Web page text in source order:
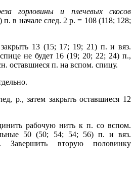
горловины и плечевых скосов
п. в начале след. 2 р. = 108 (118; 128;
13 (15; 17; 19; 21) п. и вяз.
не будет 16 (19; 20; 22; 24) п.,
оставшиеся п. на вспом. спицу.
р., затем закрыть оставшиеся 12
рабочую нить к п. со вспом.
50 (50; 54; 54; 56) п. и вяз.
Завершить вторую половинку